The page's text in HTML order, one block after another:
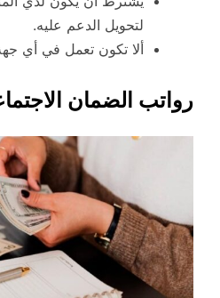
لتحويل الدعم عليه.
ألا تكون تعمل في أي
رواتب الضمان